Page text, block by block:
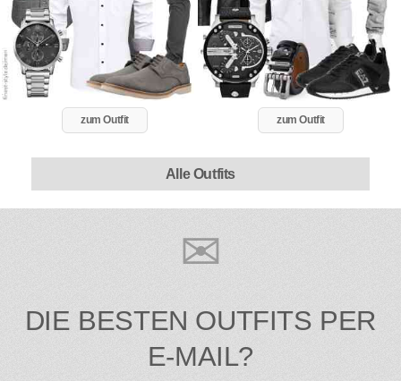
zum Outfit zum Outfit
Alle Outfits
DIE BESTEN OUTFITS PER
E-MAIL?